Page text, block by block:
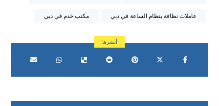
عاملات نظافة بنظام الساعة في دبي مكتب خدم في دبي